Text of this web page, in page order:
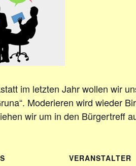
im letzten Jahr wollen wir
Moderieren wird wieder
wir um in den Bürgertreff
VERANSTALTER